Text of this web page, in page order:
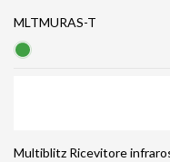
MLTMURAS-T
Multiblitz Ricevitore